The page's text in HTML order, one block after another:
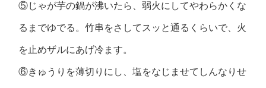
⑤じゃが芋の鍋が沸いたら、弱火にしてやわらかくな
るまでゆでる。竹串をさしてスッと通るくらいで、火
を止めザルにあげ冷ます。
⑥きゅうりを薄切りにし、塩をなじませてしんなりせ